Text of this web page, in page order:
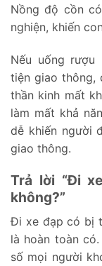
Nồng độ cồn
nghiện, khiến
Nếu uống rượu
tiện giao thông,
thần kinh mất
làm mất khả
dễ khiến người
giao thông.
Trả lời “Đi
không?”
Đi xe đạp có bị
là hoàn toàn
số mọi người